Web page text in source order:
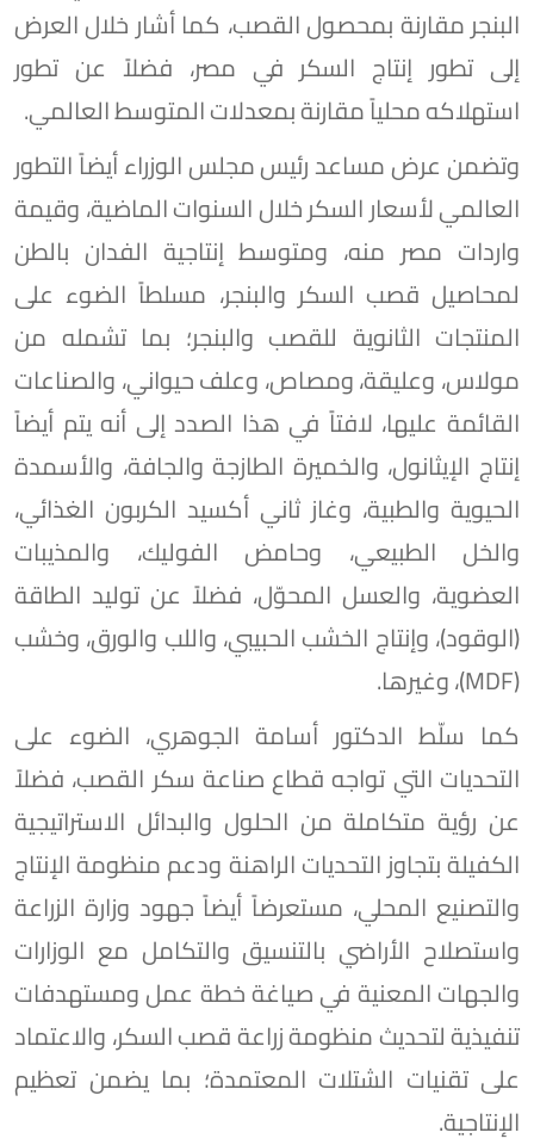
البنجر مقارنة بمحصول القصب، كما أشار خلال العرض
إلى تطور إنتاج السكر في مصر، فضلاً عن تطور
استهلاكه محلياً مقارنة بمعدلات المتوسط العالمي.
وتضمن عرض مساعد رئيس مجلس الوزراء أيضاً التطور
العالمي لأسعار السكر خلال السنوات الماضية، وقيمة
واردات مصر منه، ومتوسط إنتاجية الفدان بالطن
لمحاصيل قصب السكر والبنجر، مسلطاً الضوء على
المنتجات الثانوية للقصب والبنجر؛ بما تشمله من
مولاس، وعليقة، ومصاص، وعلف حيواني، والصناعات
القائمة عليها، لافتاً في هذا الصدد إلى أنه يتم أيضاً
إنتاج الإيثانول، والخميرة الطازجة والجافة، والأسمدة
الحيوية والطبية، وغاز ثاني أكسيد الكربون الغذائي،
والخل الطبيعي، وحامض الفوليك، والمذيبات
العضوية، والعسل المحوّل، فضلاً عن توليد الطاقة
(الوقود)، وإنتاج الخشب الحبيبي، واللب والورق، وخشب
(MDF)، وغيرها.
كما سلّط الدكتور أسامة الجوهري، الضوء على
التحديات التي تواجه قطاع صناعة سكر القصب، فضلاً
عن رؤية متكاملة من الحلول والبدائل الاستراتيجية
الكفيلة بتجاوز التحديات الراهنة ودعم منظومة الإنتاج
والتصنيع المحلي، مستعرضاً أيضاً جهود وزارة الزراعة
واستصلاح الأراضي بالتنسيق والتكامل مع الوزارات
والجهات المعنية في صياغة خطة عمل ومستهدفات
تنفيذية لتحديث منظومة زراعة قصب السكر، والاعتماد
على تقنيات الشتلات المعتمدة؛ بما يضمن تعظيم
الإنتاجية.